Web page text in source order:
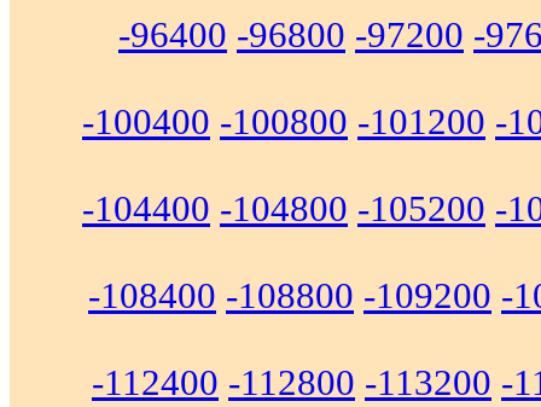
-96400 -96800 -97200 -
-100400 -100800 -101200 -
-104400 -104800 -105200 -
-108400 -108800 -109200 -
-112400 -112800 -113200 -